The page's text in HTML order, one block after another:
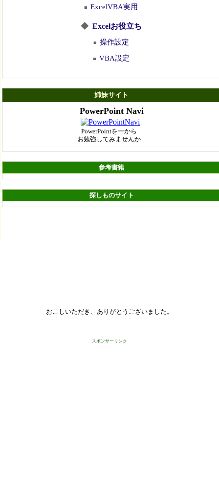
■ ExcelVBA実用
◆ Excelお役立ち
■ 操作設定
■ VBA設定
姉妹サイト
PowerPoint Navi
PowerPointを一から
お勉強してみませんか
参考書籍
探しものサイト
おこしいただき、ありがとうございました。
スポンサーリンク